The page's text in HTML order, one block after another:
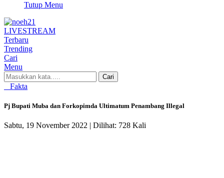
Tutup Menu
LIVESTREAM
Terbaru
Trending
Cari
Menu
Cari
Fakta
Pj Bupati Muba dan Forkopimda Ultimatum Penambang Illegal
Sabtu, 19 November 2022 | Dilihat: 728 Kali